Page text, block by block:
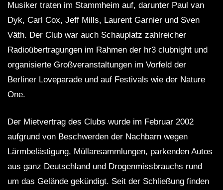
Musiker traten im Stammheim auf, darunter Paul van
Dyk, Carl Cox, Jeff Mills, Laurent Garnier und Sven
Väth. Der Club war auch Schauplatz zahlreicher
Radioübertragungen im Rahmen der hr3 clubnight und
organisierte Großveranstaltungen im Vorfeld der
Berliner Loveparade und auf Festivals wie der Nature
One.
Der Mietvertrag des Clubs wurde im Februar 2002
aufgrund von Beschwerden der Nachbarn wegen
Lärmbelästigung, Müllansammlungen, parkenden Autos
aus ganz Deutschland und Drogenmissbrauchs rund
um das Gelände gekündigt. Seit der Schließung finden